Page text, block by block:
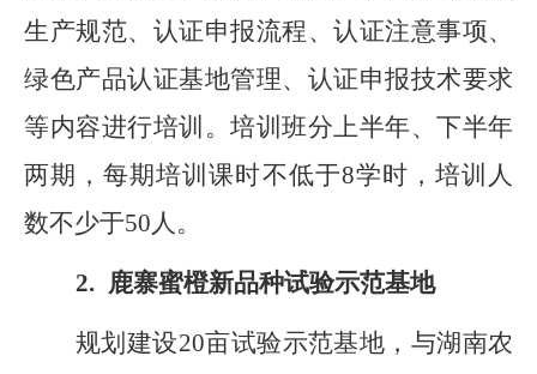
生产规范、认证申报流程、认证注意事项、
绿色产品认证基地管理、认证申报技术要求
等内容进行培训。培训班分上半年、下半年
两期，每期培训课时不低于8学时，培训人
数不少于50人。
2. 鹿寨蜜橙新品种试验示范基地
规划建设20亩试验示范基地 ，与湖南农